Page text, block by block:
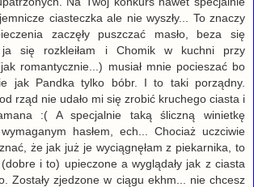
ciasteczka ale nie wyszły... To znaczy
zaczęły puszczać masło, beza się
ja się rozkleiłam i Chomik w kuchni przy
romantycznie...) musiał mnie pocieszać bo
jak Pandka tylko bóbr. I to taki porządny.
rząd nie udało mi się zrobić kruchego ciasta i
:( A specjalnie taką śliczną winietkę
hasłem, ech... Chociaż uczciwie
że jak już je wyciągnęłam z piekarnika, to
(dobre i to) upieczone a wyglądały jak z ciasta
Zostały zjedzone w ciągu ekhm... nie chcesz